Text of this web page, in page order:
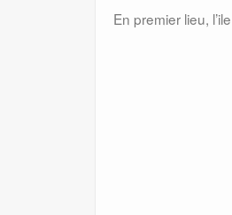
En premier lieu,